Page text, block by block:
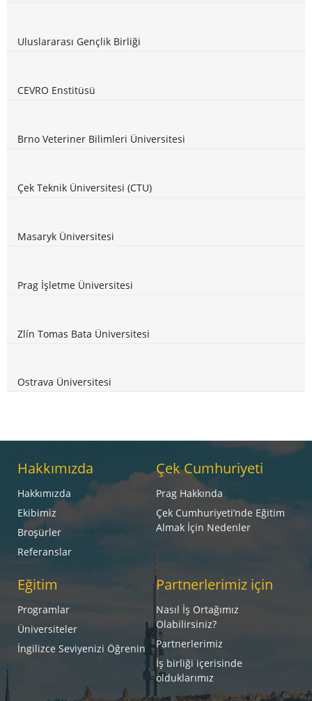
Uluslararası Gençlik Birliği
CEVRO Enstitüsü
Brno Veteriner Bilimleri Üniversitesi
Çek Teknik Üniversitesi (CTU)
Masaryk Üniversitesi
Prag İşletme Üniversitesi
Zlín Tomas Bata Üniversitesi
Ostrava Üniversitesi
Hakkımızda
Hakkımızda
Ekibimiz
Broşürler
Referanslar
Çek Cumhuriyeti
Prag Hakkında
Çek Cumhuriyeti’nde Eğitim
Almak İçin Nedenler
Eğitim
Programlar
Üniversiteler
İngilizce Seviyenizi Öğrenin
Partnerlerimiz için
Nasıl İş Ortağımız
Olabilirsiniz?
Partnerlerimiz
İş birliği içerisinde
olduklarımız